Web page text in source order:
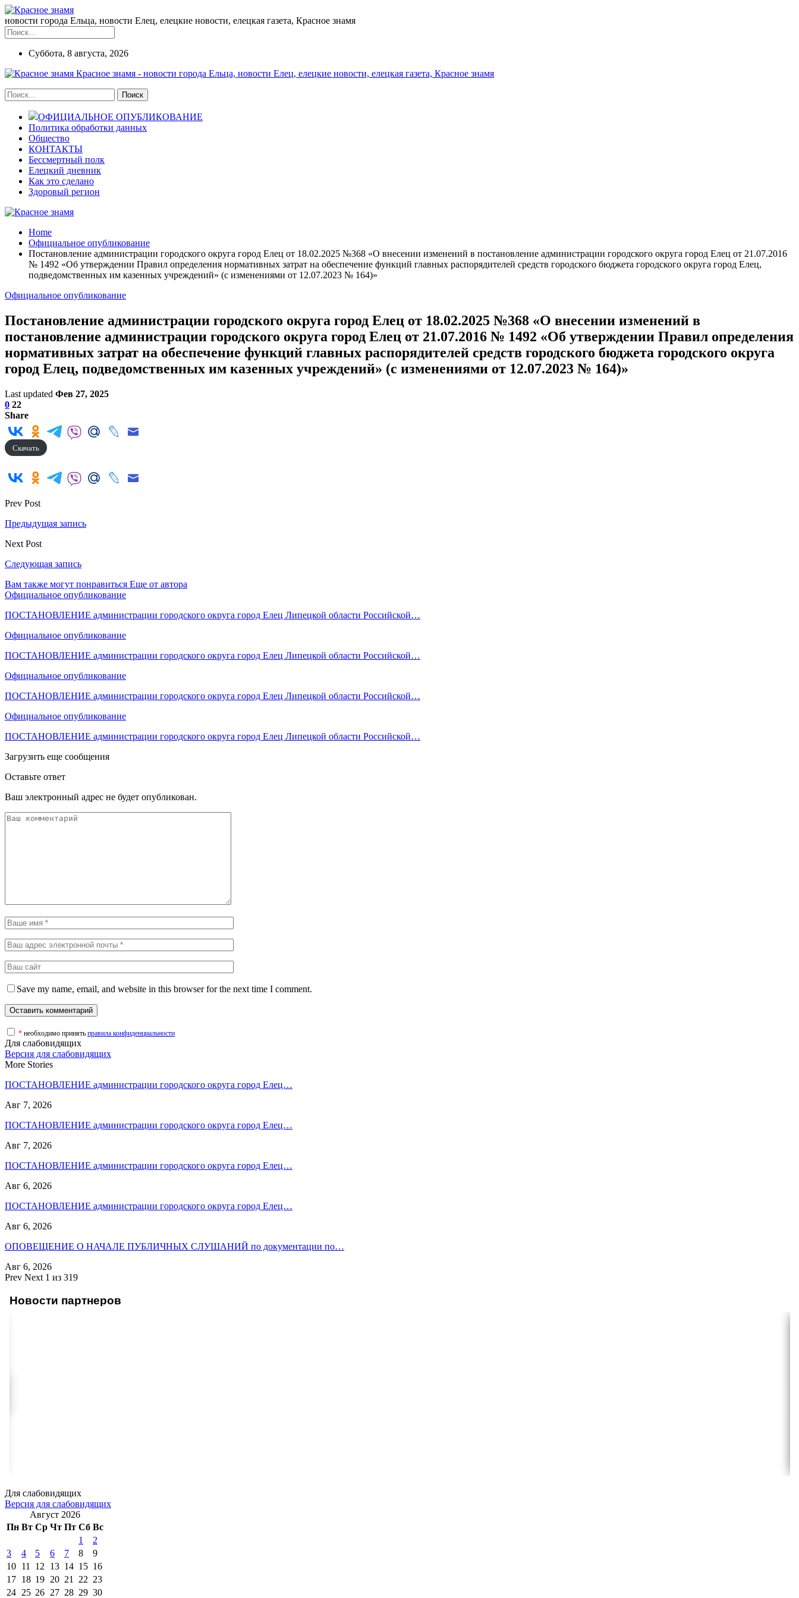
новости города Ельца, новости Елец, елецкие новости, елецкая газета, Красное знамя
Суббота, 8 августа, 2026
Красное знамя - новости города Ельца, новости Елец, елецкие новости, елецкая газета, Красное знамя
ОФИЦИАЛЬНОЕ ОПУБЛИКОВАНИЕ
Политика обработки данных
Общество
КОНТАКТЫ
Бессмертный полк
Елецкий дневник
Как это сделано
Здоровый регион
Home
Официальное опубликование
Постановление администрации городского округа город Елец от 18.02.2025 №368 «О внесении изменений в постановление администрации городского округа город Елец от 21.07.2016
№ 1492 «Об утверждении Правил определения нормативных затрат на обеспечение функций главных распорядителей средств городского бюджета городского округа город Елец,
подведомственных им казенных учреждений» (с изменениями от 12.07.2023 № 164)»
Официальное опубликование
Постановление администрации городского округа город Елец от 18.02.2025 №368 «О внесении изменений в
постановление администрации городского округа город Елец от 21.07.2016 № 1492 «Об утверждении Правил определения
нормативных затрат на обеспечение функций главных распорядителей средств городского бюджета городского округа
город Елец, подведомственных им казенных учреждений» (с изменениями от 12.07.2023 № 164)»
Last updated Фев 27, 2025
0 22
Share
Скачать
Prev Post
Предыдущая запись
Next Post
Следующая запись
Вам также могут понравиться Еще от автора
Официальное опубликование
ПОСТАНОВЛЕНИЕ администрации городского округа город Елец Липецкой области Российской…
Официальное опубликование
ПОСТАНОВЛЕНИЕ администрации городского округа город Елец Липецкой области Российской…
Официальное опубликование
ПОСТАНОВЛЕНИЕ администрации городского округа город Елец Липецкой области Российской…
Официальное опубликование
ПОСТАНОВЛЕНИЕ администрации городского округа город Елец Липецкой области Российской…
Загрузить еще сообщения
Оставьте ответ
Ваш электронный адрес не будет опубликован.
Save my name, email, and website in this browser for the next time I comment.
* необходимо принять правила конфиденциальности
Для слабовидящих
Версия для слабовидящих
More Stories
ПОСТАНОВЛЕНИЕ администрации городского округа город Елец…
Авг 7, 2026
ПОСТАНОВЛЕНИЕ администрации городского округа город Елец…
Авг 7, 2026
ПОСТАНОВЛЕНИЕ администрации городского округа город Елец…
Авг 6, 2026
ПОСТАНОВЛЕНИЕ администрации городского округа город Елец…
Авг 6, 2026
ОПОВЕЩЕНИЕ О НАЧАЛЕ ПУБЛИЧНЫХ СЛУШАНИЙ по документации по…
Авг 6, 2026
Prev Next 1 из 319
Новости партнеров
Для слабовидящих
Версия для слабовидящих
Август 2026
Пн Вт Ср Чт Пт Сб Вс
1
2
3
4 5 6 7 8
9
10 11 12 13 14 15 16
17 18 19 20 21 22 23
24 25 26 27 28 29 30